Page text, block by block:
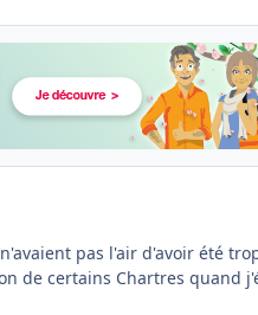
pas l'air d'avoir été
de certains Chartres quand